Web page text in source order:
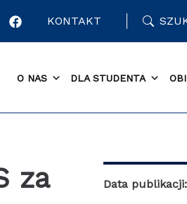
KONTAKT
O NAS DLA STUDENTA
za
Data publikacji: